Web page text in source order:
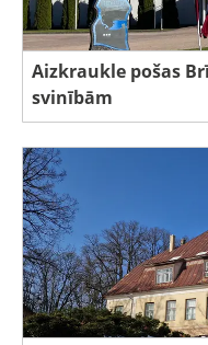
Aizkraukle pošas
svinībām